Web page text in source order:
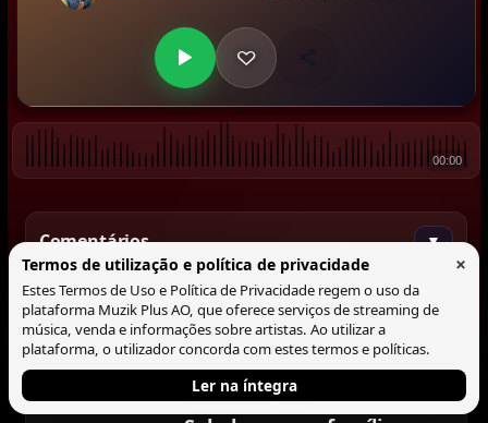
00:00
Comentários ▼
Comentar
Tocando agora
Termos de utilização e política de privacidade ×
Estes Termos de Uso e Política de Privacidade regem o uso da
plataforma Muzik Plus AO, que oferece serviços de streaming de
música, venda e informações sobre artistas. Ao utilizar a
plataforma, o utilizador concorda com estes termos e políticas.
Ler na íntegra